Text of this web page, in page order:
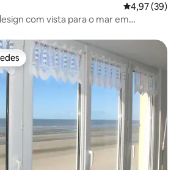
Classificação
4,97 (39)
com vista para o mar em